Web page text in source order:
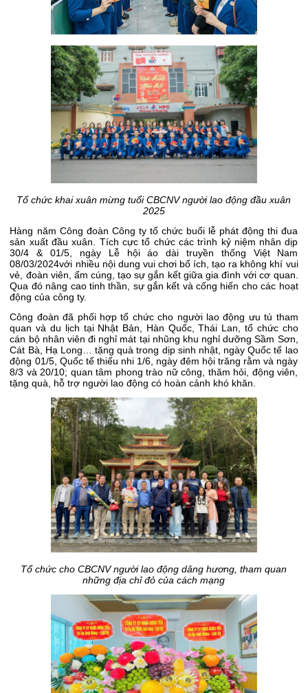
Tổ chức khai xuân mừng tuổi CBCNV người lao động đầu xuân
2025
Hàng năm Công đoàn Công ty tổ chức buổi lễ phát động thi đua
sản xuất đầu xuân. Tích cực tổ chức các trình kỷ niệm nhân dịp
30/4 & 01/5, ngày Lễ hội áo dài truyền thống Việt Nam
08/03/2024với nhiều nội dung vui chơi bổ ích, tạo ra không khí vui
vẻ, đoàn viên, ấm cúng, tạo sự gắn kết giữa gia đình với cơ quan.
Qua đó nâng cao tinh thần, sự gắn kết và cống hiến cho các hoạt
động của công ty.
Công đoàn đã phối hợp tổ chức cho người lao động ưu tú tham
quan và du lịch tại Nhật Bản, Hàn Quốc, Thái Lan, tổ chức cho
cán bộ nhân viên đi nghỉ mát tại nhũng khu nghỉ dưỡng Sầm Sơn,
Cát Bà, Hạ Long… tặng quà trong dịp sinh nhật, ngày Quốc tế lao
động 01/5, Quốc tế thiếu nhi 1/6, ngày đêm hội trăng rằm và ngày
8/3 và 20/10; quan tâm phong trào nữ công, thăm hỏi, động viên,
tặng quà, hỗ trợ người lao động có hoàn cảnh khó khăn.
Tổ chức cho CBCNV người lao động dâng hương, tham quan
những địa chỉ đỏ của cách mạng